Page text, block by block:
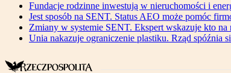
Fundacje rodzinne inwestują w nieruchomości i
Jest sposób na SENT. Status AEO może pomóc
Zmiany w systemie SENT. Ekspert wskazuje kto na
Unia nakazuje ograniczenie plastiku. Rząd spóźnia